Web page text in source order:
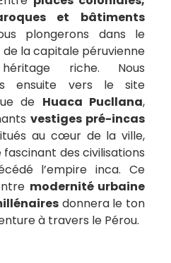
et bâtiments
plongerons dans le
la capitale péruvienne
riche. Nous
ensuite vers le site
de Huaca Pucllana,
vestiges pré-incas
au cœur de la ville,
des civilisations
l’empire inca. Ce
modernité urbaine
donnera le ton
à travers le Pérou.